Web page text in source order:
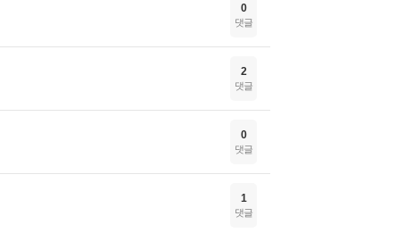
0
댓글
2
댓글
0
댓글
1
댓글